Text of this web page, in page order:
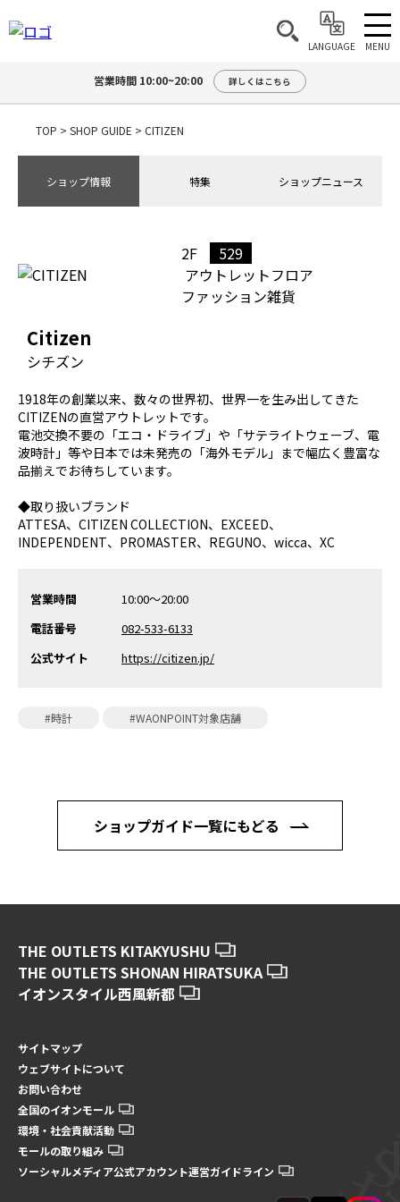
LANGUAGE MENU
営業時間 10:00~20:00 詳しくはこちら
TOP > SHOP GUIDE > CITIZEN
ショップ情報 特集 ショップニュース
2F
529
アウトレットフロア
ファッション雑貨
Citizen
シチズン
1918年の創業以来、数々の世界初、世界一を生み出してきた
CITIZENの直営アウトレットです。
電池交換不要の「エコ・ドライブ」や「サテライトウェーブ、電
波時計」等や日本では未発売の「海外モデル」まで幅広く豊富な
品揃えでお待ちしています。
◆取り扱いブランド
ATTESA、CITIZEN COLLECTION、EXCEED、
INDEPENDENT、PROMASTER、REGUNO、wicca、XC
営業時間
10:00～20:00
電話番号
082-533-6133
公式サイト
https://citizen.jp/
#時計 #WAONPOINT対象店舗
ショップガイド一覧にもどる
THE OUTLETS KITAKYUSHU
THE OUTLETS SHONAN HIRATSUKA
イオンスタイル西風新都
サイトマップ
ウェブサイトについて
お問い合わせ
全国のイオンモール
環境・社会貢献活動
モールの取り組み
ソーシャルメディア公式アカウント運営ガイドライン